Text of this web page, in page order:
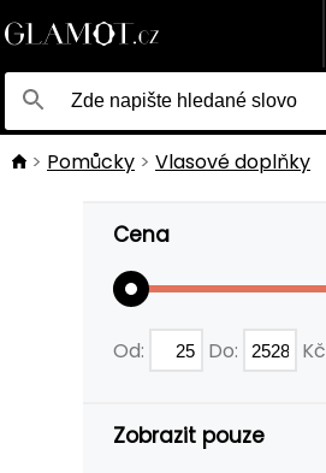
Pomůcky Vlasové doplňky
Cena
Od: Do: Kč
Zobrazit pouze